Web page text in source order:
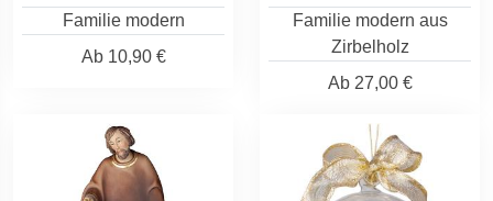
Familie modern
Ab10,90 €
Familie modern aus
Zirbelholz
Ab27,00 €